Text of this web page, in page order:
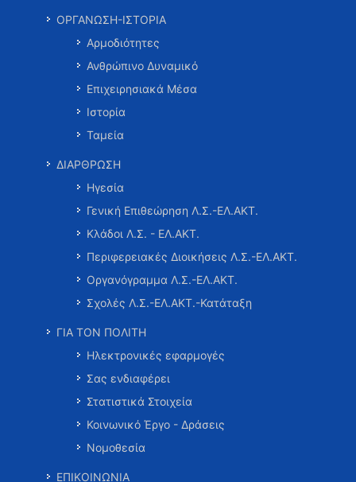
ΟΡΓΑΝΩΣΗ-ΙΣΤΟΡΙΑ
Αρμοδιότητες
Ανθρώπινο Δυναμικό
Επιχειρησιακά Μέσα
Ιστορία
Ταμεία
ΔΙΑΡΘΡΩΣΗ
Ηγεσία
Γενική Επιθεώρηση Λ.Σ.-ΕΛ.ΑΚΤ.
Κλάδοι Λ.Σ. - ΕΛ.ΑΚΤ.
Περιφερειακές Διοικήσεις Λ.Σ.-ΕΛ.ΑΚΤ.
Οργανόγραμμα Λ.Σ.-ΕΛ.ΑΚΤ.
Σχολές Λ.Σ.-ΕΛ.ΑΚΤ.-Κατάταξη
ΓΙΑ ΤΟΝ ΠΟΛΙΤΗ
Ηλεκτρονικές εφαρμογές
Σας ενδιαφέρει
Στατιστικά Στοιχεία
Κοινωνικό Έργο - Δράσεις
Νομοθεσία
ΕΠΙΚΟΙΝΩΝΙΑ